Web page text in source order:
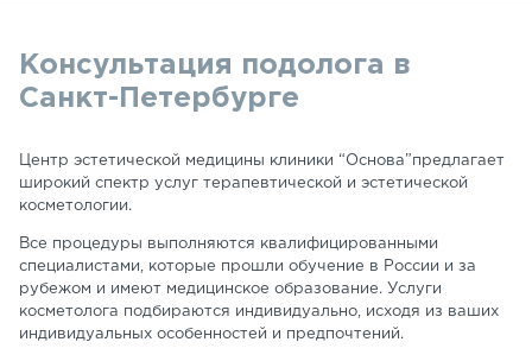
Консультация подолога в
Санкт-Петербурге
Центр эстетической медицины клиники “Основа”предлагает
широкий спектр услуг терапевтической и эстетической
косметологии.
Все процедуры выполняются квалифицированными
специалистами, которые прошли обучение в России и за
рубежом и имеют медицинское образование. Услуги
косметолога подбираются индивидуально, исходя из ваших
индивидуальных особенностей и предпочтений.